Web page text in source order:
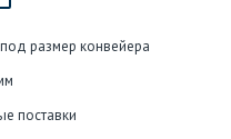
размер конвейера
поставки